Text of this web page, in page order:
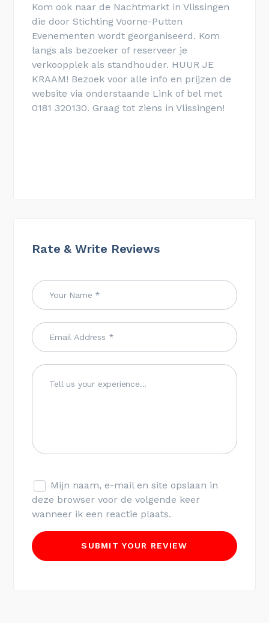
Kom ook naar de Nachtmarkt in Vlissingen
die door Stichting Voorne-Putten
Evenementen wordt georganiseerd. Kom
langs als bezoeker of reserveer je
verkoopplek als standhouder. HUUR JE
KRAAM! Bezoek voor alle info en prijzen de
website via onderstaande Link of bel met
0181 320130. Graag tot ziens in Vlissingen!
Rate & Write Reviews
Mijn naam, e-mail en site opslaan in
deze browser voor de volgende keer
wanneer ik een reactie plaats.